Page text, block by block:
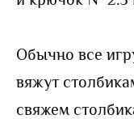
Обычно все
вяжут
свяжем